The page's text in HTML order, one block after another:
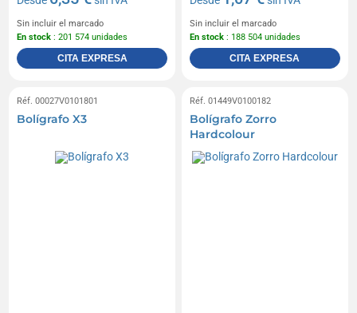
Sin incluir el marcado
En stock : 201 574 unidades
CITA EXPRESA
Sin incluir el marcado
En stock : 188 504 unidades
CITA EXPRESA
Réf. 00027V0101801
Bolígrafo X3
Réf. 01449V0100182
Bolígrafo Zorro
Hardcolour